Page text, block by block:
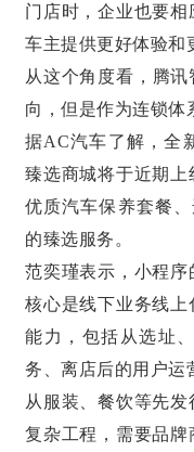
门店时，企业也要
车主提供更好体验和
从这个角度看，腾
向，但是作为连锁体
据AC汽车了解，全
臻选商城将于近期
优质汽车保养套餐
的臻选服务。
范奕瑾表示，小程序
核心是线下业务线
能力， 包括从选址
务、离店后的用户运
从服装、餐饮等先
复杂工程，需要品牌